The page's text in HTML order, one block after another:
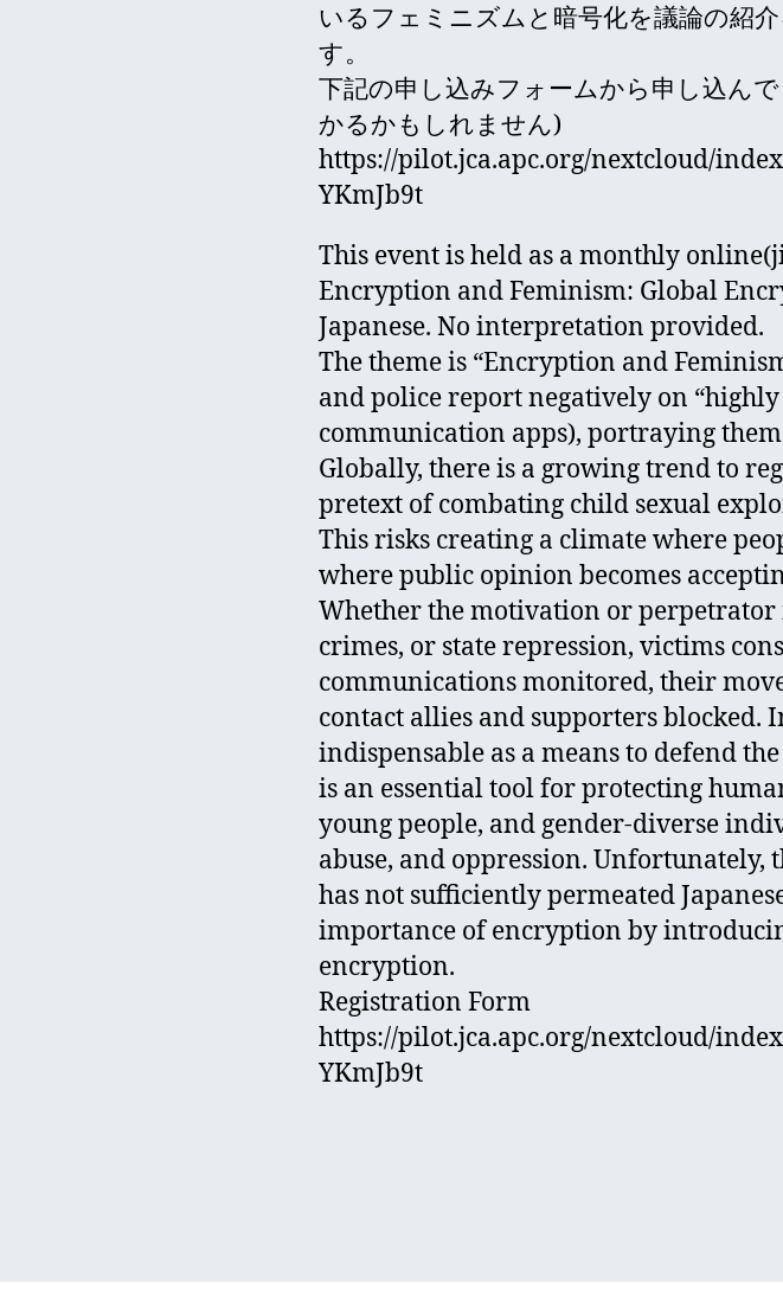
いるフェミニズムと暗号化を議論の紹
す。
下記の申し込みフォームから申し込ん
かるかもしれません)
https://pilot.jca.apc.org/nextcloud/
YKmJb9t
This event is held as a monthly
Encryption and Feminism: Global
Japanese. No interpretation provided.
The theme is “Encryption and
and police report negatively on
communication apps), portraying
Globally, there is a growing trend to
pretext of combating child sexual
This risks creating a climate where
where public opinion becomes
Whether the motivation or perpetrator
crimes, or state repression, victims
communications monitored, their
contact allies and supporters blocked.
indispensable as a means to defend
is an essential tool for protecting
young people, and gender-diverse
abuse, and oppression.
has not sufficiently permeated
importance of encryption by
encryption.
Registration Form
https://pilot.jca.apc.org/nextcloud/
YKmJb9t